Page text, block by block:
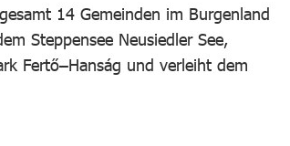
14 Gemeinden im Burgenland
Steppensee Neusiedler See,
Fertő–Hanság und verleiht dem